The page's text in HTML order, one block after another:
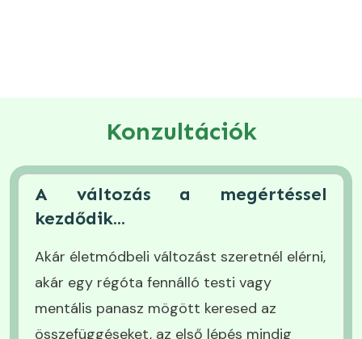
Konzultációk
A változás a megértéssel
kezdődik...
Akár életmódbeli változást szeretnél elérni,
akár egy régóta fennálló testi vagy
mentális panasz mögött keresed az
összefüggéseket, az első lépés mindig